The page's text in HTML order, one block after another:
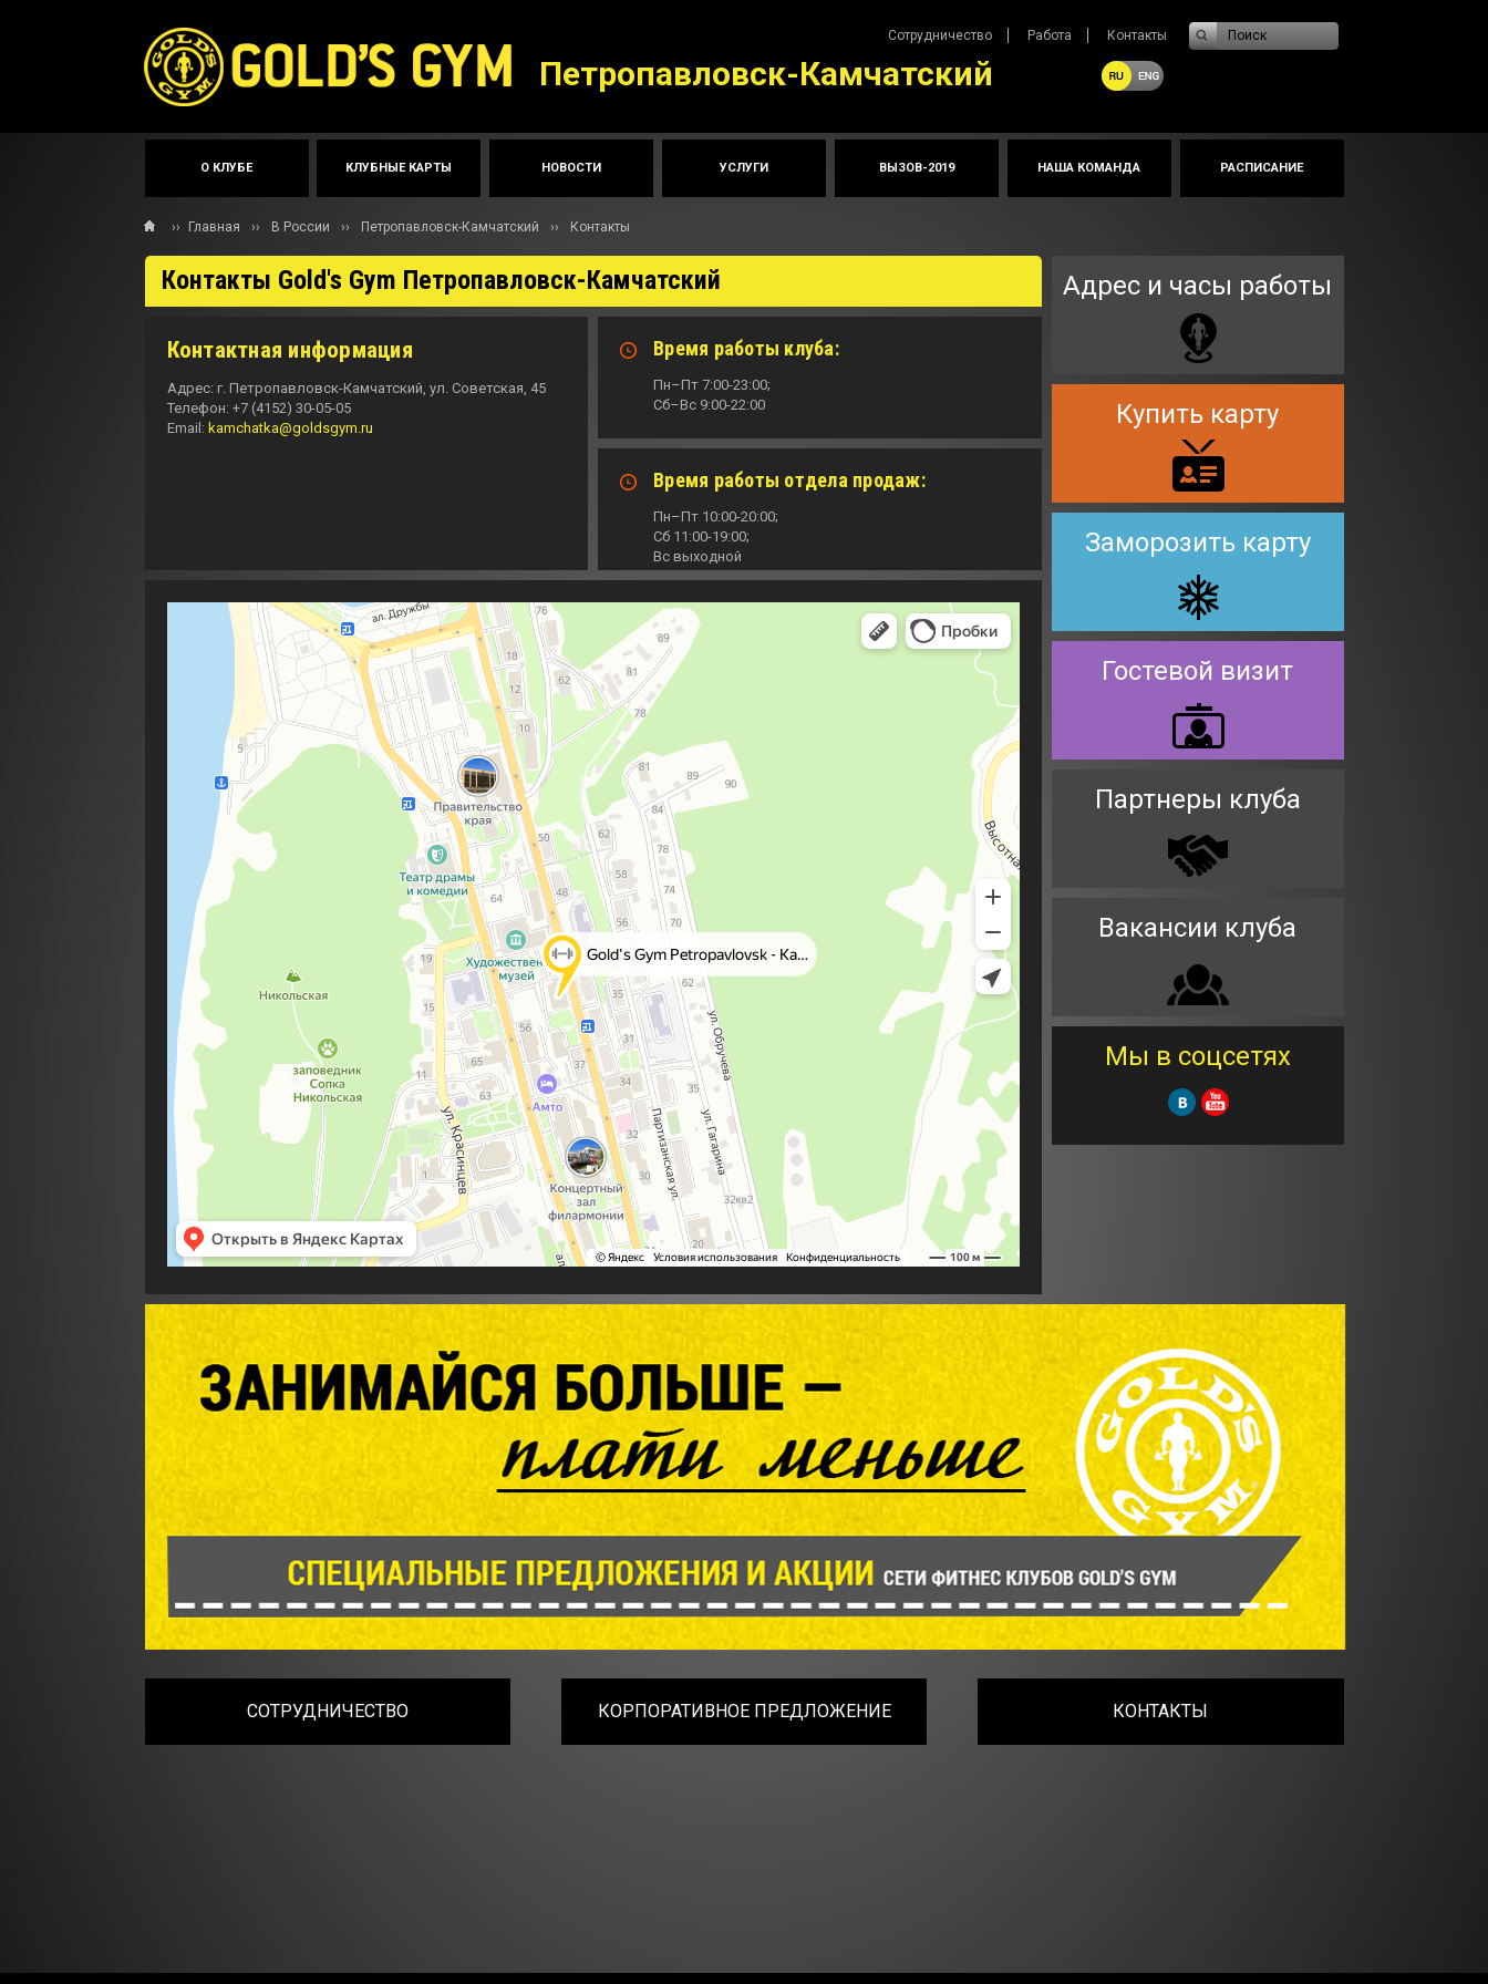
Петропавловск-Камчатский
Сотрудничество Работа Контакты Поиск
О КЛУБЕ КЛУБНЫЕ КАРТЫ НОВОСТИ УСЛУГИ ВЫЗОВ-2019 НАША КОМАНДА РАСПИСАНИЕ
›› Главная ›› В России ›› Петропавловск-Камчатский ›› Контакты
Контакты Gold's Gym Петропавловск-Камчатский
Контактная информация
Адрес: г. Петропавловск-Камчатский, ул. Советская, 45
Телефон: +7 (4152) 30-05-05
Email: kamchatka@goldsgym.ru
Время работы клуба:
Пн–Пт 7:00-23:00;
Сб–Вс 9:00-22:00
Время работы отдела продаж:
Пн–Пт 10:00-20:00;
Сб 11:00-19:00;
Вс выходной
Адрес и часы работы
Купить карту
Заморозить карту
Гостевой визит
Партнеры клуба
Вакансии клуба
Мы в соцсетях
СОТРУДНИЧЕСТВО КОРПОРАТИВНОЕ ПРЕДЛОЖЕНИЕ КОНТАКТЫ